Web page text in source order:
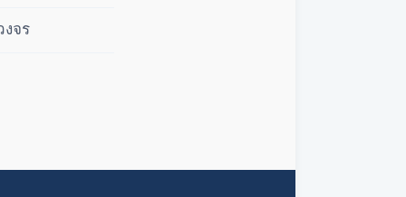
งจร